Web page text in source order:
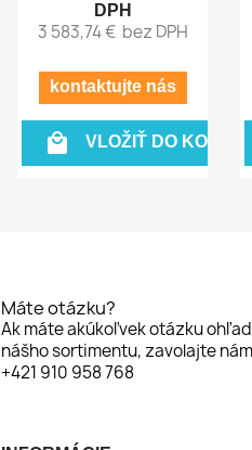
DPH
3 583,74 € bez DPH
kontaktujte nás
 VLOŽIŤ DO KOŠÍKA
Máte otázku?
Ak máte akúkoľvek otázku
nášho sortimentu, zavolajte
+421 910 958 768